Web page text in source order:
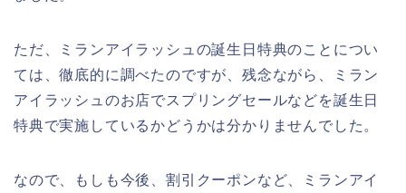
ただ、ミランアイラッシュの誕生日特典のことについ
ては、徹底的に調べたのですが、残念ながら、ミラン
アイラッシュのお店でスプリングセールなどを誕生日
特典で実施しているかどうかは分かりませんでした。
なので、もしも今後、割引クーポンなど、ミランアイ